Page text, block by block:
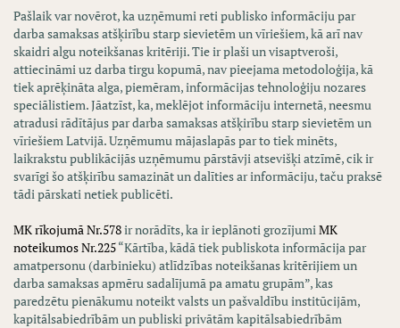
Pašlaik var novērot, ka uzņēmumi reti publisko informāciju par
darba samaksas atšķirību starp sievietēm un vīriešiem, kā arī nav
skaidri algu noteikšanas kritēriji. Tie ir plaši un visaptveroši,
attiecināmi uz darba tirgu kopumā, nav pieejama metodoloģija, kā
tiek aprēķināta alga, piemēram, informācijas tehnoloģiju nozares
speciālistiem. Jāatzīst, ka, meklējot informāciju internetā, neesmu
atradusi rādītājus par darba samaksas atšķirību starp sievietēm un
vīriešiem Latvijā. Uzņēmumu mājaslapās par to tiek minēts,
laikrakstu publikācijās uzņēmumu pārstāvji atsevišķi atzīmē, cik ir
svarīgi šo atšķirību samazināt un dalīties ar informāciju, taču praksē
tādi pārskati netiek publicēti.
MK rīkojumā Nr.578ir norādīts, ka ir ieplānoti grozījumiMK
noteikumos Nr.225“Kārtība, kādā tiek publiskota informācija par
amatpersonu (darbinieku) atlīdzības noteikšanas kritērijiem un
darba samaksas apmēru sadalījumā pa amatu grupām”, kas
paredzētu pienākumu noteikt valsts un pašvaldību institūcijām,
kapitālsabiedrībām un publiski privātām kapitālsabiedrībām